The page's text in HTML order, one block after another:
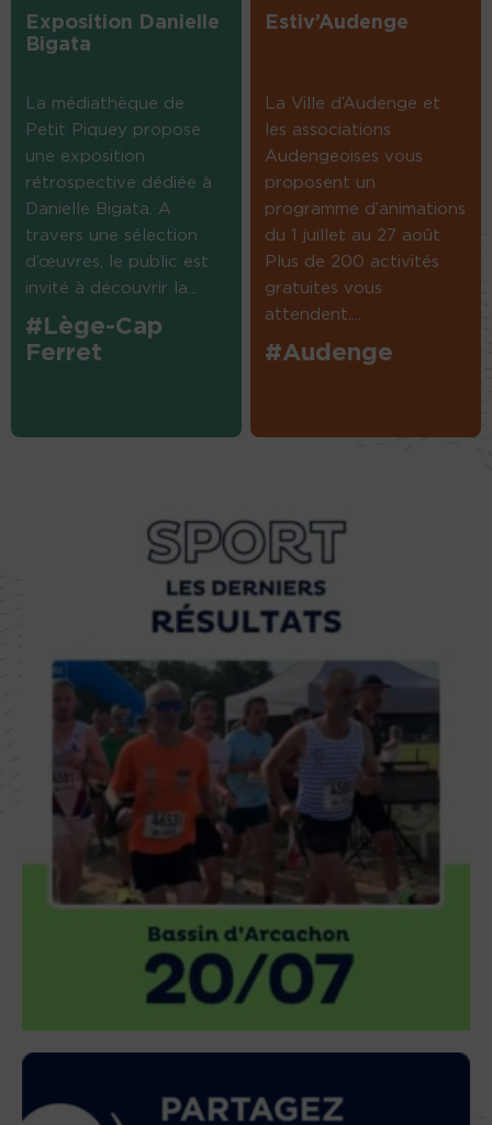
Exposition Danielle
Bigata
La médiathèque de
Petit Piquey propose
une exposition
rétrospective dédiée à
Danielle Bigata. A
travers une sélection
d’œuvres, le public est
invité à découvrir la...
#Lège-Cap
Ferret
Estiv’Audenge
La Ville d’Audenge et
les associations
Audengeoises vous
proposent un
programme d’animations
du 1 juillet au 27 août.
Plus de 200 activités
gratuites vous
attendent....
#Audenge